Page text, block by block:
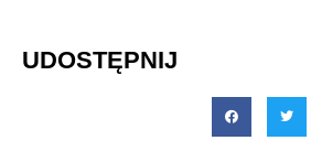
UDOSTĘPNIJ